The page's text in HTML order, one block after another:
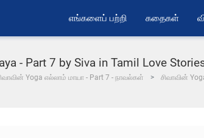
எங்களைப் பற்றி கதைகள்
- Part 7 by Siva in Tamil Love
Yoga எல்லாம் மாயா - Part 7 - நாவல்கள் சிவாவின்